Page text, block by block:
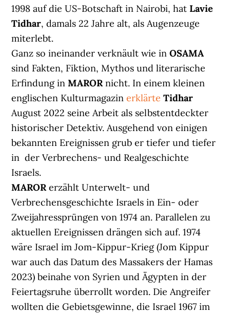
1998 auf die US-Botschaft in Nairobi, hatLavie
Tidhar, damals 22 Jahre alt, als Augenzeuge
miterlebt.
Ganz so ineinander verknäult wie inOSAMA
sind Fakten, Fiktion, Mythos und literarische
Erfindung inMARORnicht. In einem kleinen
englischen Kulturmagazinerklärte Tidhar
August 2022 seine Arbeit als selbstentdeckter
historischer Detektiv. Ausgehend von einigen
bekannten Ereignissen grub er tiefer und tiefer
in der Verbrechens- und Realgeschichte
Israels.
MARORerzählt Unterwelt- und
Verbrechensgeschichte Israels in Ein- oder
Zweijahressprüngen von 1974 an. Parallelen zu
aktuellen Ereignissen drängen sich auf. 1974
wäre Israel im Jom-Kippur-Krieg (Jom Kippur
war auch das Datum des Massakers der Hamas
2023) beinahe von Syrien und Ägypten in der
Feiertagsruhe überrollt worden. Die Angreifer
wollten die Gebietsgewinne, die Israel 1967 im